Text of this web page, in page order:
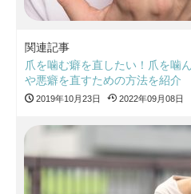
関連記事
爪を噛む癖を直したい！爪を噛
や悪癖を直すための方法を紹介
2019年10月23日 2022年09月08日